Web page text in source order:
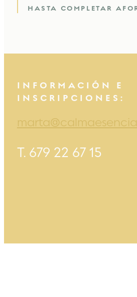
HASTA COMPLETAR
INFORMACIÓN E
INSCRIPCIONES:
T. 679 22 67 15